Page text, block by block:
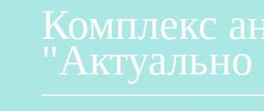
Комплекс